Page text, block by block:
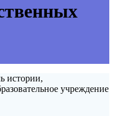
истории,
учреждение